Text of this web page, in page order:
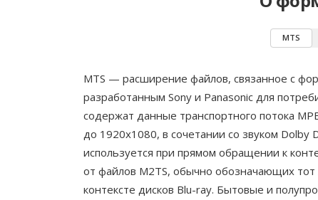
MTS
MTS — расширение файлов, связанное с
разработанным Sony и Panasonic для
содержат данные транспортного потока
до 1920x1080, в сочетании со звуком Dolby
используется при прямом обращении к
от файлов M2TS, обычно обозначающих тот
контексте дисков Blu-ray. Бытовые и